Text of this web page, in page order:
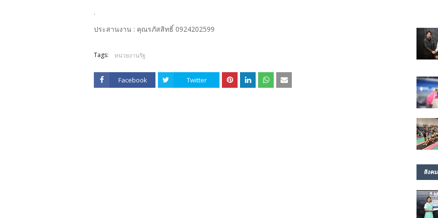
.
ประสานงาน : คุณรภัสสิทธิ์ 0924202599
Tags: หน่วยงานรัฐ
Facebook Twitter
สังคม